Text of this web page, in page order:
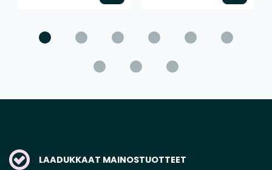
LAADUKKAAT MAINOSTUOTTEET